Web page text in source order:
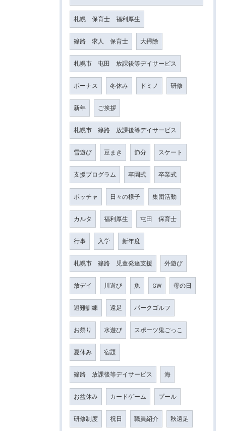
札幌 保育士 福利厚生
篠路 求人 保育士 大掃除
札幌市 屯田 放課後等デイサービス
ボーナス 冬休み ドミノ 研修
新年 ご挨拶
札幌市 篠路 放課後等デイサービス
雪遊び 豆まき 節分 スケート
支援プログラム 卒園式 卒業式
ボッチャ 日々の様子 集団活動
カルタ 福利厚生 屯田 保育士
行事 入学 新年度
札幌市 篠路 児童発達支援 外遊び
放デイ 川遊び 魚 GW 母の日
避難訓練 遠足 パークゴルフ
お祭り 水遊び スポーツ鬼ごっこ
夏休み 宿題
篠路 放課後等デイサービス 海
お盆休み カードゲーム プール
研修制度 祝日 職員紹介 秋遠足